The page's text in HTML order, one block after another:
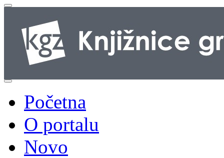
Početna
O portalu
Novo